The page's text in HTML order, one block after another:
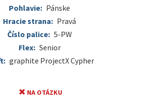
Pohlavie: Pánske
Hracie strana: Pravá
Číslo palice: 5-PW
Flex: Senior
graphite ProjectX Cypher
NA OTÁZKU